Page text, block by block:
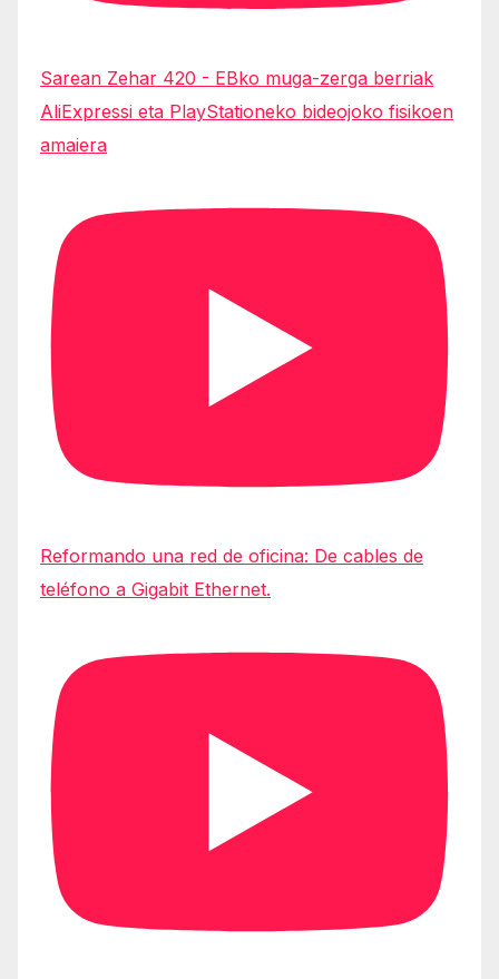
Sarean Zehar 420 - EBko muga-zerga berriak
AliExpressi eta PlayStationeko bideojoko fisikoen
amaiera
Reformando una red de oficina: De cables de
teléfono a Gigabit Ethernet.